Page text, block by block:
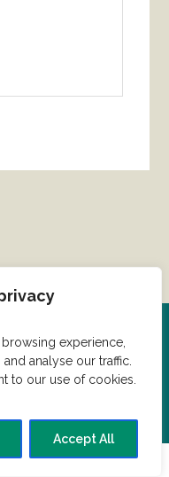
experience,
analyse our traffic.
to our use of cookies.
Accept All